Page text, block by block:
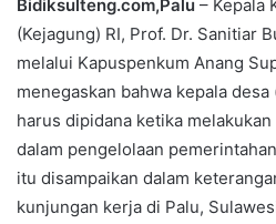
Bidiksulteng.com,Palu – Kepala
(Kejagung) RI, Prof. Dr. Sanitiar
melalui Kapuspenkum Anang
menegaskan bahwa kepala
harus dipidana ketika
dalam pengelolaan
itu disampaikan dalam
kunjungan kerja di Palu,